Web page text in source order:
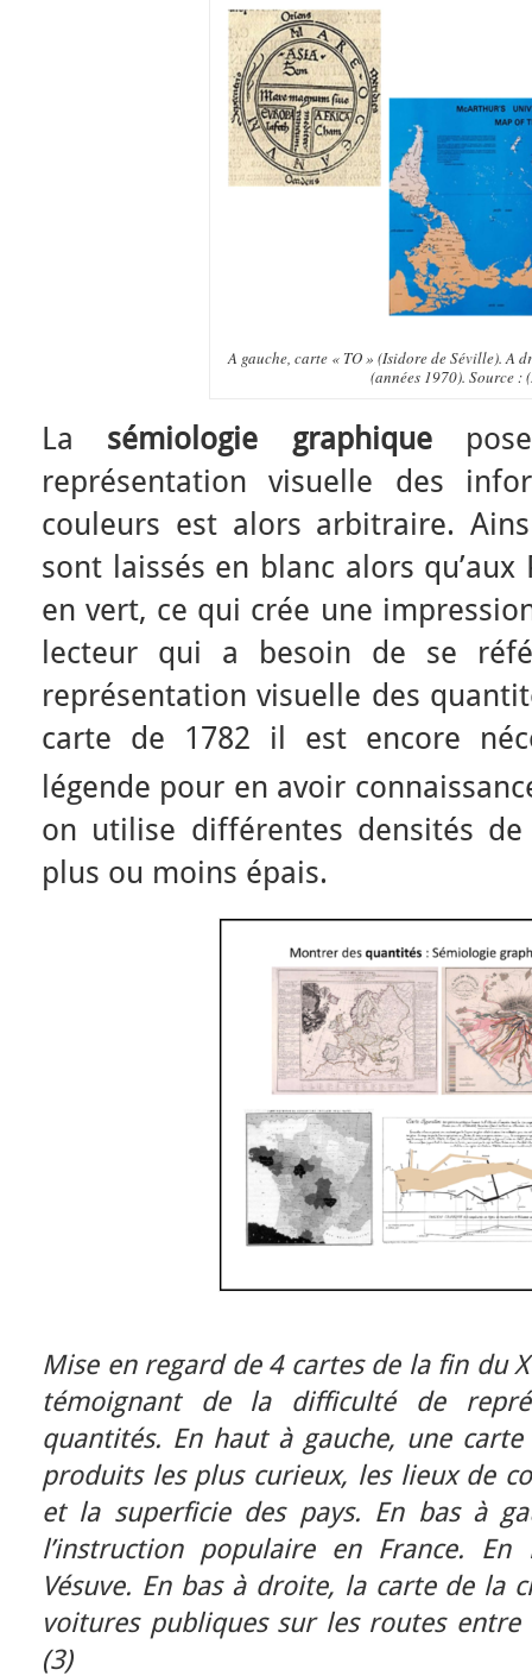
A gauche, carte « TO » (Isidore de Séville). A
(années 1970). Source :
La sémiologie graphique
représentation visuelle des
couleurs est alors arbitraire.
sont laissés en blanc alors
en vert, ce qui crée une
lecteur qui a besoin de se
représentation visuelle des
carte de 1782 il est encore
légende pour en avoir
on utilise différentes densités
plus ou moins épais.
Mise en regard de 4 cartes de la fin du
témoignant de la difficulté de
quantités. En haut à gauche, une
produits les plus curieux, les lieux de
et la superficie des pays. En bas à
l’instruction populaire en France.
Vésuve. En bas à droite, la carte de la
voitures publiques sur les routes
(3)